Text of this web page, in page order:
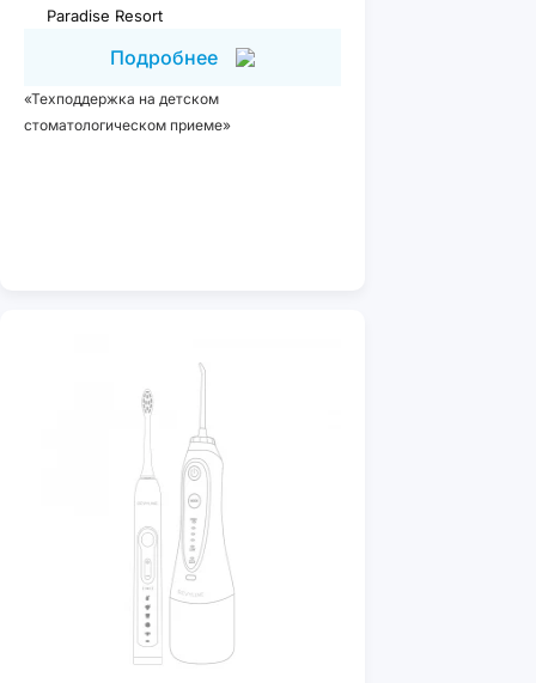
Paradise Resort
Подробнее
«Техподдержка на детском
стоматологическом приеме»